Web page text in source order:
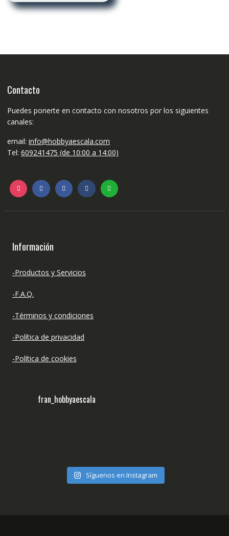
Contacto
Puedes ponerte en contacto con nosotros por los siguientes
canales:
email: info@hobbyaescala.com
Tel: 609241475 (de 10:00 a 14:00)
Información
-Productos y Servicios
-F.A.Q.
-Términos y condiciones
-Política de privacidad
-Política de cookies
fran_hobbyaescala
Síguenos en Instagram